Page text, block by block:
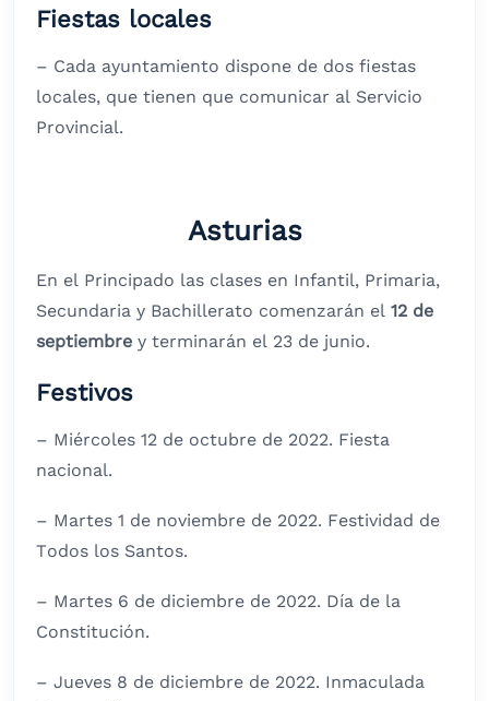
Fiestas locales
– Cada ayuntamiento dispone de dos fiestas
locales, que tienen que comunicar al Servicio
Provincial.
Asturias
En el Principado las clases en Infantil, Primaria,
Secundaria y Bachillerato comenzarán el 12 de
septiembre y terminarán el 23 de junio.
Festivos
– Miércoles 12 de octubre de 2022. Fiesta
nacional.
– Martes 1 de noviembre de 2022. Festividad de
Todos los Santos.
– Martes 6 de diciembre de 2022. Día de la
Constitución.
– Jueves 8 de diciembre de 2022. Inmaculada